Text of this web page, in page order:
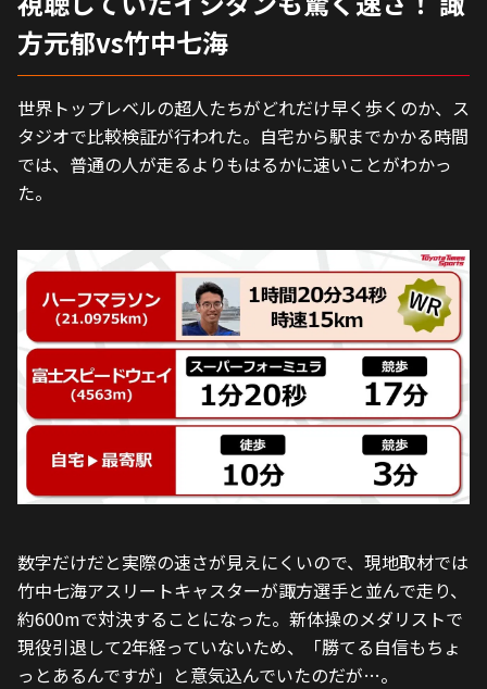
方元郁vs竹中七海
世界トップレベルの超人たちがどれだけ早く歩くのか、ス
タジオで比較検証が行われた。自宅から駅までかかる時間
では、普通の人が走るよりもはるかに速いことがわかっ
た。
数字だけだと実際の速さが見えにくいので、現地取材では
竹中七海アスリートキャスターが諏方選手と並んで走り、
約600mで対決することになった。新体操のメダリストで
現役引退して2年経っていないため、「勝てる自信もちょ
っとあるんですが」と意気込んでいたのだが…。